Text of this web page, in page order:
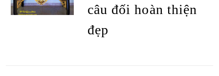
câu đối hoàn thiện
đẹp